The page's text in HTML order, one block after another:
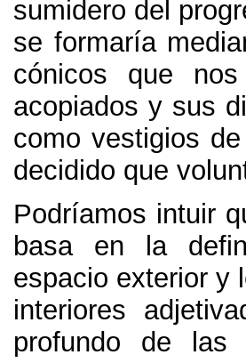
sumidero del
se formaría
cónicos que
acopiados y sus
como vestigios
decidido que
Podríamos intuir
basa en la
espacio exterior y
interiores
profundo de las